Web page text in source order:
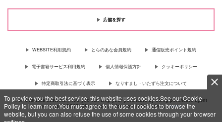
To provide you the best service, this website uses cookies.See our Cookie
Policy to learn more.You must agree to the use of cookies to browse the
website, but you can also refuse the use of some cookies through your browser
店舗を探す
WEBSITE利用規約 とらのあな会員規約 通信販売ポイント規約
電子書籍サービス利用規約 個人情報保護方針 クッキーポリシー
特定商取引法に基づく表示 なりすまし・いたずら注文について
For Overseas customer, now you can ship your purchases by using purchases agent
services “AOCS”! Click {more…} for more information …more